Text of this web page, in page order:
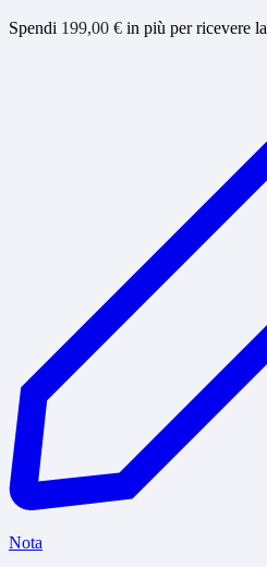
Spendi 199,00 € in più per ricevere la
Nota